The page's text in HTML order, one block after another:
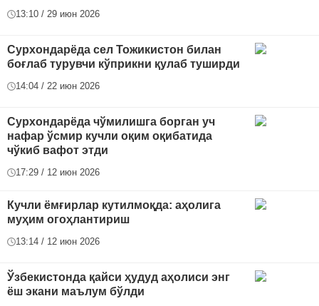
13:10 / 29 июн 2026
Сурхондарёда сел Тожикистон билан
боғлаб турувчи кўприкни қулаб туширди
14:04 / 22 июн 2026
Сурхондарёда чўмилишга борган уч
нафар ўсмир кучли оқим оқибатида
чўкиб вафот этди
17:29 / 12 июн 2026
Кучли ёмғирлар кутилмоқда: аҳолига
муҳим огоҳлантириш
13:14 / 12 июн 2026
Ўзбекистонда қайси ҳудуд аҳолиси энг
ёш экани маълум бўлди